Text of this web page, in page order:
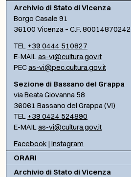
Archivio di Stato di Vicenza
Borgo Casale 91
36100 Vicenza – C.F. 80014870242
TEL +39 0444 510827
E-MAILas-vi@cultura.gov.it
PECas-vi@pec.cultura.gov.it
Sezione di Bassano del Grappa
via Beata Giovanna 58
36061 Bassano del Grappa (VI)
TEL +39 0424 524890
E-MAILas-vi@cultura.gov.it
Facebook | Instagram
ORARI
Archivio di Stato di Vicenza